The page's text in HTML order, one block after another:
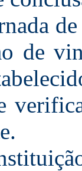
de